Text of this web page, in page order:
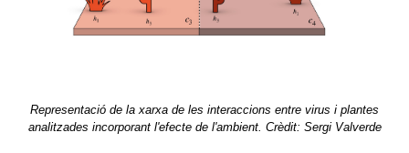
Representació de la xarxa de les interaccions entre virus i plantes
analitzades incorporant l'efecte de l'ambient. Crèdit: Sergi Valverde